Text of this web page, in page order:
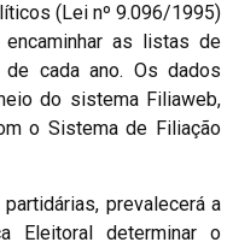
(Lei nº 9.096/1995)
as listas de
cada ano. Os dados
do sistema Filiaweb,
o Sistema de Filiação
prevalecerá a
Eleitoral determinar o